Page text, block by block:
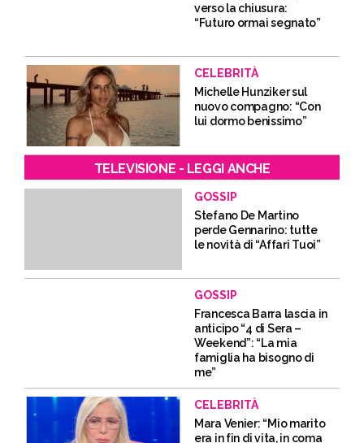
verso la chiusura:
“Futuro ormai segnato”
CELEBRITÀ
Michelle Hunziker sul
nuovo compagno: “Con
lui dormo benissimo”
TELEVISIONE - LEGGI ANCHE
GOSSIP
Stefano De Martino
perde Gennarino: tutte
le novità di “Affari Tuoi”
GOSSIP
Francesca Barra lascia in
anticipo “4 di Sera –
Weekend”: “La mia
famiglia ha bisogno di
me”
CELEBRITÀ
Mara Venier: “Mio marito
era in fin di vita, in coma